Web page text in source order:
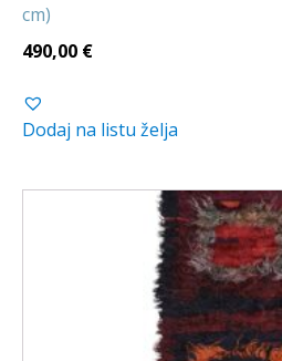
cm)
490,00 €
Dodaj na listu želja